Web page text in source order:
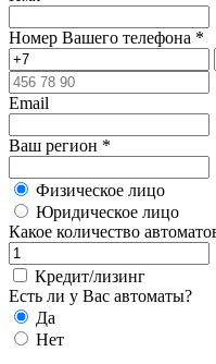
Номер Вашего телефона *
Email
Ваш регион *
Физическое лицо
Юридическое лицо
Какое количество
Кредит/лизинг
Eсть ли у Вас автоматы?
Да
Нет